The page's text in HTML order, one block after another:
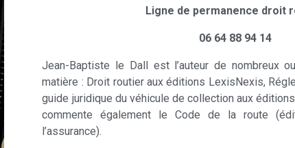
Ligne de permanence droit
06 64 88 94 14
Jean-Baptiste le Dall est l’auteur de nombreux
matière : Droit routier aux éditions LexisNexis,
guide juridique du véhicule de collection aux éditions
commente également le Code de la route
l’assurance).